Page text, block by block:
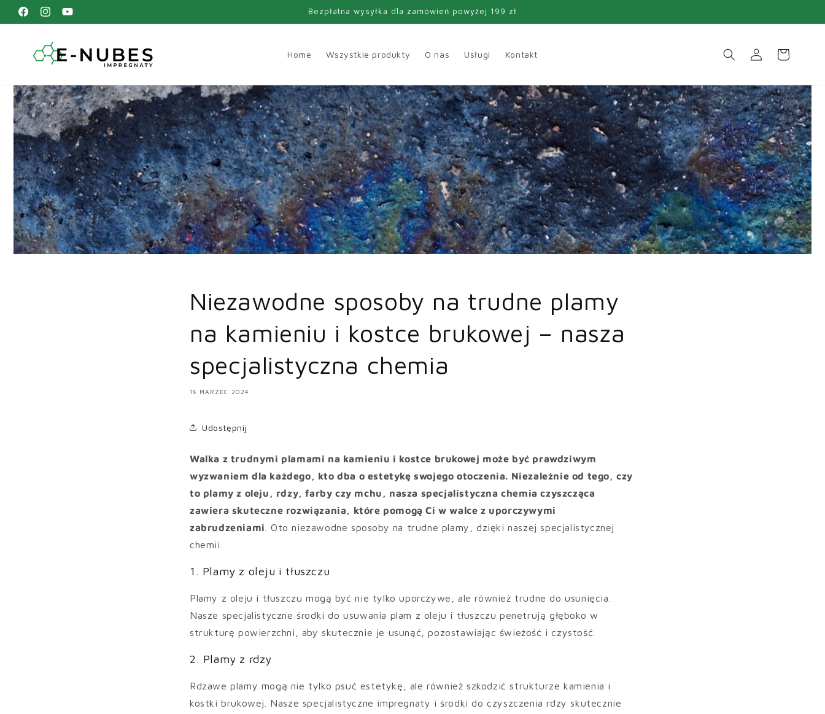
do
treści
FacebookInstagramYoutube
Bezpłatna wysyłka dla zamówień powyżej 199 zł
Home Wszystkie produkty O nas Usługi Kontakt
Zaloguj
się
Koszyk
Niezawodne sposoby na trudne plamy
na kamieniu i kostce brukowej – nasza
specjalistyczna chemia
18 MARZEC 2024
Udostępnij
Walka z trudnymi plamami na kamieniu i kostce brukowej może być prawdziwym
wyzwaniem dla każdego, kto dba o estetykę swojego otoczenia. Niezależnie od tego, czy
to plamy z oleju, rdzy, farby czy mchu, nasza specjalistyczna chemia czyszcząca
zawiera skuteczne rozwiązania, które pomogą Ci w walce z uporczywymi
zabrudzeniami
. Oto niezawodne sposoby na trudne plamy, dzięki naszej specjalistycznej
chemii.
1. Plamy z oleju i tłuszczu
Plamy z oleju i tłuszczu mogą być nie tylko uporczywe, ale również trudne do usunięcia.
Nasze specjalistyczne środki do usuwania plam z oleju i tłuszczu penetrują głęboko w
strukturę powierzchni, aby skutecznie je usunąć, pozostawiając świeżość i czystość.
2. Plamy z rdzy
Rdzawe plamy mogą nie tylko psuć estetykę, ale również szkodzić strukturze kamienia i
kostki brukowej. Nasze specjalistyczne impregnaty i środki do czyszczenia rdzy skutecznie